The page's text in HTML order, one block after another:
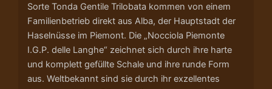
Sorte Tonda Gentile Trilobata kommen von einem
Familienbetrieb direkt aus Alba, der Hauptstadt der
Haselnüsse im Piemont. Die „Nocciola Piemonte
I.G.P. delle Langhe“ zeichnet sich durch ihre harte
und komplett gefüllte Schale und ihre runde Form
aus. Weltbekannt sind sie durch ihr exzellentes